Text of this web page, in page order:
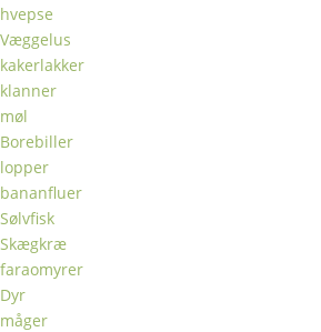
hvepse
Væggelus
kakerlakker
klanner
møl
Borebiller
lopper
bananfluer
Sølvfisk
Skægkræ
faraomyrer
Dyr
måger